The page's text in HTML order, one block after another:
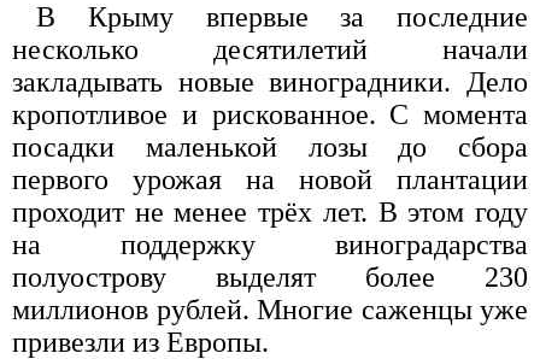
В Крыму впервые за последние
несколько десятилетий начали
закладывать новые виноградники. Дело
кропотливое и рискованное. С момента
посадки маленькой лозы до сбора
первого урожая на новой плантации
проходит не менее трёх лет. В этом году
на поддержку виноградарства
полуострову выделят более 230
миллионов рублей. Многие саженцы уже
привезли из Европы.